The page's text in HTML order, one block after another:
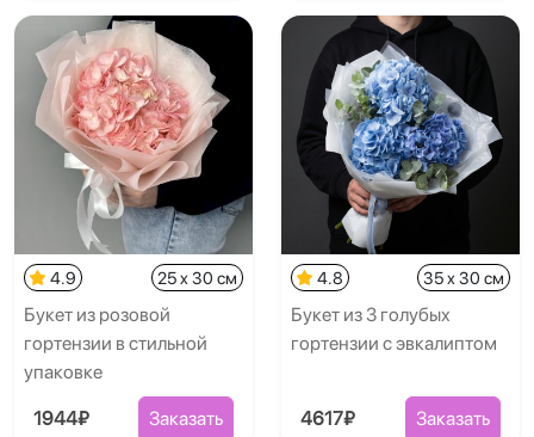
4.9 25 x 30 см
Букет из розовой
гортензии в стильной
упаковке
1944₽ Заказать
4.8 35 x 30 см
Букет из 3 голубых
гортензии с эвкалиптом
4617₽ Заказать